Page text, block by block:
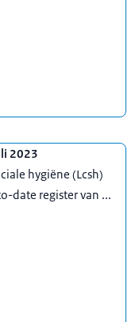
2023
hygiëne (Lcsh)
date register van ...